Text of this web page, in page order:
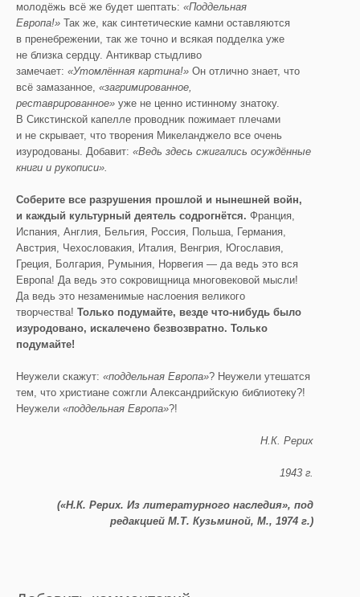
молодёжь всё же будет шептать: «Поддельная
Европа!» Так же, как синтетические камни оставляются
в пренебрежении, так же точно и всякая подделка уже
не близка сердцу. Антиквар стыдливо
замечает: «Утомлённая картина!» Он отлично знает, что
всё замазанное, «загримированное,
реставрированное» уже не ценно истинному знатоку.
В Сикстинской капелле проводник пожимает плечами
и не скрывает, что творения Микеланджело все очень
изуродованы. Добавит: «Ведь здесь сжигались осуждённые
книги и рукописи».
Соберите все разрушения прошлой и нынешней войн,
и каждый культурный деятель содрогнётся. Франция,
Испания, Англия, Бельгия, Россия, Польша, Германия,
Австрия, Чехословакия, Италия, Венгрия, Югославия,
Греция, Болгария, Румыния, Норвегия — да ведь это вся
Европа! Да ведь это сокровищница многовековой мысли!
Да ведь это незаменимые наслоения великого
творчества! Только подумайте, везде что-нибудь было
изуродовано, искалечено безвозвратно. Только
подумайте!
Неужели скажут: «поддельная Европа»? Неужели утешатся
тем, что христиане сожгли Александрийскую библиотеку?!
Неужели «поддельная Европа»?!
Н.К. Рерих
1943 г.
(«Н.К. Рерих. Из литературного наследия», под
редакцией М.Т. Кузьминой, М., 1974 г.)